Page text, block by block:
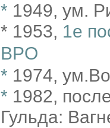
* 1949, ум.
* 1953, 1е
BPO
* 1974,
* 1982,
Гульда: